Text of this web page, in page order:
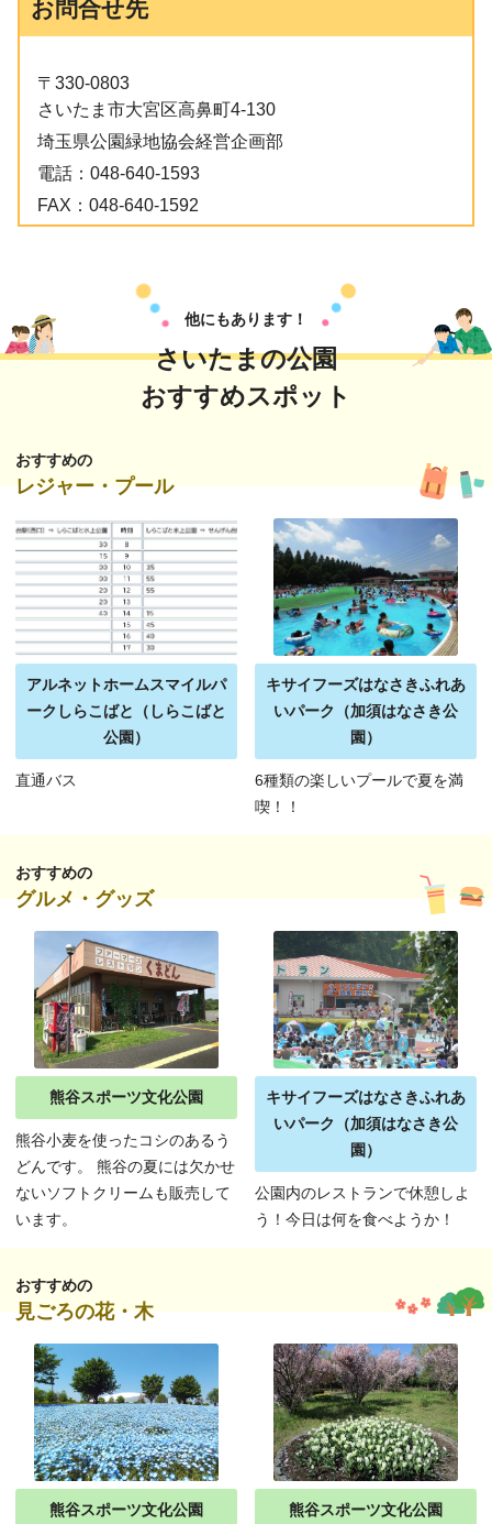
お問合せ先
〒330-0803
さいたま市大宮区高鼻町4-130
埼玉県公園緑地協会経営企画部
電話： 048-640-1593
FAX： 048-640-1592
他にもあります！
さいたまの公園
おすすめスポット
おすすめの
レジャー・プール
アルネットホームスマイルパ
ークしらこばと（しらこばと
公園）
直通バス
キサイフーズはなさきふれあ
いパーク（加須はなさき公
園）
6種類の楽しいプールで夏を満
喫！！
おすすめの
グルメ・グッズ
熊谷スポーツ文化公園
熊谷小麦を使ったコシのあるう
どんです。 熊谷の夏には欠かせ
ないソフトクリームも販売して
います。
キサイフーズはなさきふれあ
いパーク（加須はなさき公
園）
公園内のレストランで休憩しよ
う！今日は何を食べようか！
おすすめの
見ごろの花・木
熊谷スポーツ文化公園 熊谷スポーツ文化公園